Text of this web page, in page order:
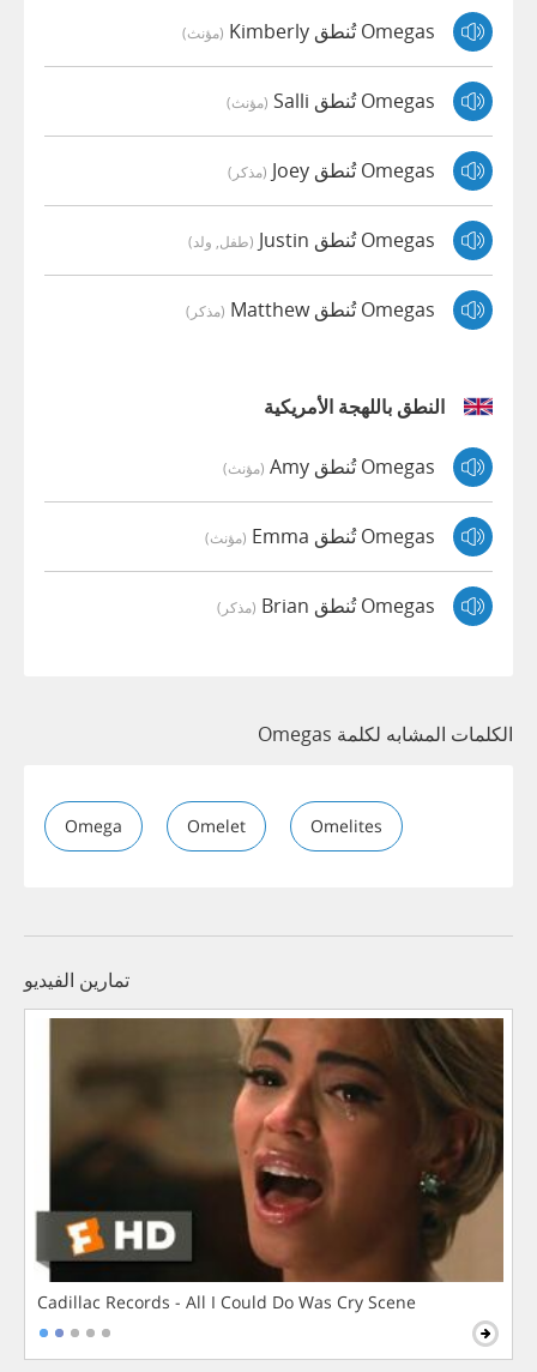
Omegas تُنطق Kimberly (مؤنث)
Omegas تُنطق Salli (مؤنث)
Omegas تُنطق Joey (مذكر)
Omegas تُنطق Justin (طفل, ولد)
Omegas تُنطق Matthew (مذكر)
النطق باللهجة الأمريكية
Omegas تُنطق Amy (مؤنث)
Omegas تُنطق Emma (مؤنث)
Omegas تُنطق Brian (مذكر)
الكلمات المشابه لكلمة Omegas
Omega Omelet Omelites
تمارين الفيديو
Cadillac Records - All I Could Do Was Cry Scene